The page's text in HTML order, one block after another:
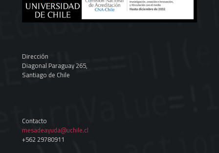
Dirección
Diagonal Paraguay 265,
Santiago de Chile
Contacto
mesadeayuda@uchile.cl
+562 29780911